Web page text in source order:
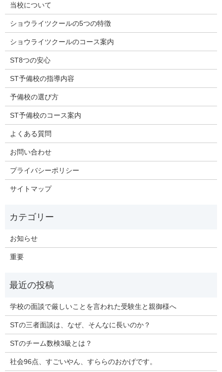
当校について
ショウライツクールの5つの特徴
ショウライツクールのコース案内
ST8つの安心
ST予備校の指導内容
予備校の選び方
ST予備校のコース案内
よくある質問
お問い合わせ
プライバシーポリシー
サイトマップ
お知らせ
重要
学校の面談で厳しいことを言われた受験生と親御様へ
STの三者面談は、なぜ、そんなに長いのか？
STのチーム数検3級とは？
社会96点、すごいやん、すららのおかげです。